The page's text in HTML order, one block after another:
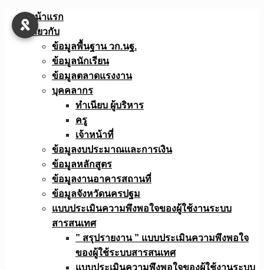
Skip
หน้าแรก
เกี่ยวกับ
ข้อมูลพื้นฐาน วก.นฐ.
ข้อมูลนักเรียน
ข้อมูลตลาดแรงงาน
บุคคลากร
ทำเนียบ ผู้บริหาร
ครู
เจ้าหน้าที่
ข้อมูลงบประมาณเเละการเงิน
ข้อมูลหลักสูตร
ข้อมูลงานอาคารสถานที่
ข้อมูลจังหวัดนครปฐม
แบบประเมินความพึงพอใจของผู้ใช้งานระบบ
สารสนเทศ
” สรุปรายงาน ” แบบประเมินความพึงพอใจ
ของผู้ใช้ระบบสารสนเทศ
แบบประเมินความพึงพอใจของผู้ใช้งานระบบ